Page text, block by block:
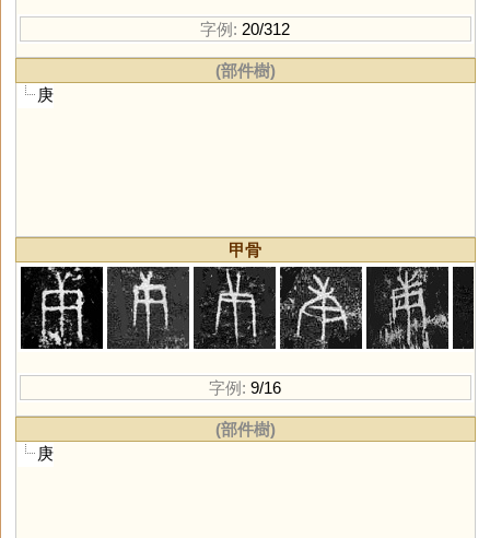
字例: 20/312
(部件樹)
庚
甲骨
字例: 9/16
(部件樹)
庚